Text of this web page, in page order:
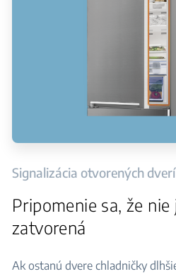
Signalizácia otvorených dverí
Pripomenie sa, že nie
zatvorená
Ak ostanú dvere chladničky